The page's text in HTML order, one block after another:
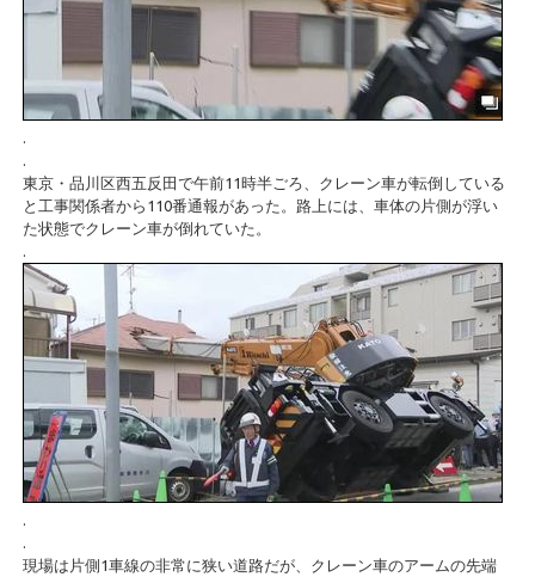
.
.
東京・品川区西五反田で午前11時半ごろ、クレーン車が転倒している
と工事関係者から110番通報があった。路上には、車体の片側が浮い
た状態でクレーン車が倒れていた。
.
.
.
現場は片側1車線の非常に狭い道路だが、クレーン車のアームの先端